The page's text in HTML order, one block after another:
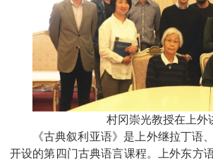
村冈崇光教授在上外
《古典叙利亚语》是上外继拉丁语
开设的第四门古典语言课程。上外东方